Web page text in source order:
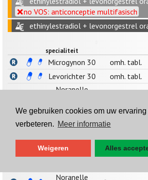
We gebruiken cookies om uw ervaring
verbeteren. Meer informatie
Weigeren Alles
no VOS: anticonceptie multifasisch
ethinylestradiol + levonorgestrel
specialiteit
Microgynon 30 omh. tabl.
Levorichter 30
omh. tabl.
Noranelle
Levorichter 30
omh. tabl.
Levorichter 30
omh. tabl.
Microgynon 30
omh. tabl.
Noranelle
filmomh. tabl.
Noranelle